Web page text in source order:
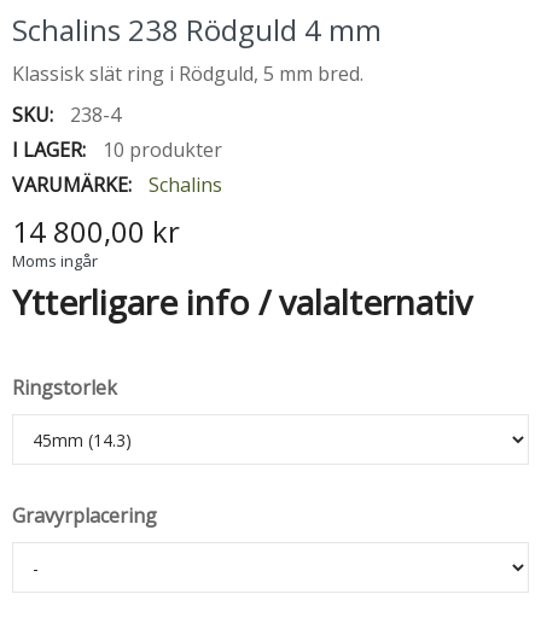
Schalins 238 Rödguld 4 mm
Klassisk slät ring i Rödguld, 5 mm bred.
SKU:
238-4
I LAGER:
10 produkter
VARUMÄRKE:
Schalins
14 800,00 kr
Moms ingår
Ytterligare info / valalternativ
Ringstorlek
Gravyrplacering